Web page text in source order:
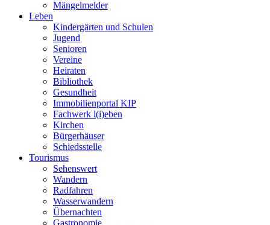
Mängelmelder
Leben
Kindergärten und Schulen
Jugend
Senioren
Vereine
Heiraten
Bibliothek
Gesundheit
Immobilienportal KIP
Fachwerk l(i)eben
Kirchen
Bürgerhäuser
Schiedsstelle
Tourismus
Sehenswert
Wandern
Radfahren
Wasserwandern
Übernachten
Gastronomie